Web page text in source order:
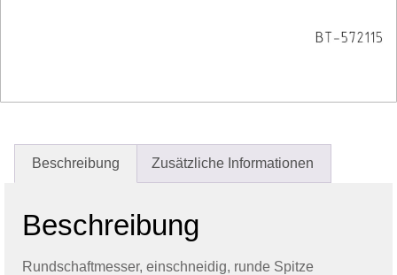
Beschreibung Zusätzliche Informationen
Beschreibung
Rundschaftmesser, einschneidig, runde Spitze